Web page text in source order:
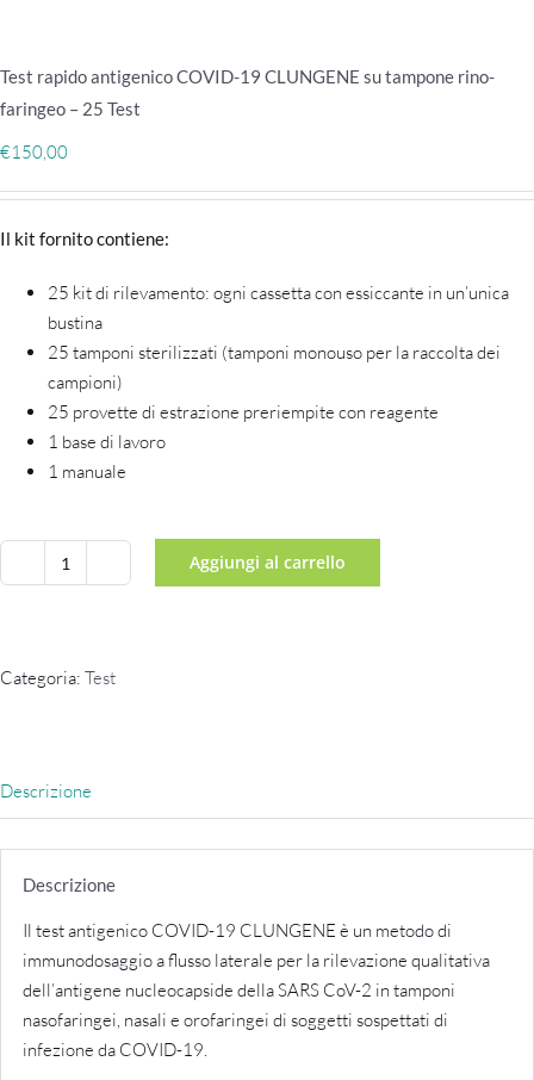
Test rapido antigenico COVID-19 CLUNGENE su tampone rino-
faringeo – 25 Test
€150,00
Il kit fornito contiene:
25 kit di rilevamento: ogni cassetta con essiccante in un’unica
bustina
25 tamponi sterilizzati (tamponi monouso per la raccolta dei
campioni)
25 provette di estrazione preriempite con reagente
1 base di lavoro
1 manuale
Test
tampone
rino-
faringeo
Test
quantità
Aggiungi al carrello
Categoria: Test
Descrizione
Descrizione
Il test antigenico COVID-19 CLUNGENE è un metodo di
immunodosaggio a flusso laterale per la rilevazione qualitativa
dell’antigene nucleocapside della SARS CoV-2 in tamponi
nasofaringei, nasali e orofaringei di soggetti sospettati di
infezione da COVID-19.